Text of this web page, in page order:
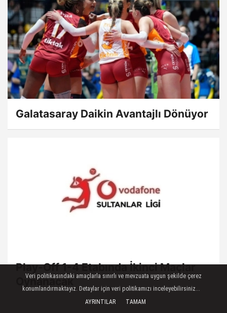
Galatasaray Daikin Avantajlı Dönüyor
Play-Off 1-4 Etabında İkinci Maçlar
Oynanacak
Veri politikasındaki amaçlarla sınırlı ve mevzuata uygun şekilde çerez
konumlandırmaktayız. Detaylar için veri politikamızı inceleyebilirsiniz...
AYRINTILAR
TAMAM